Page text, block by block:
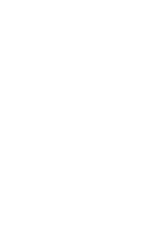
entradas